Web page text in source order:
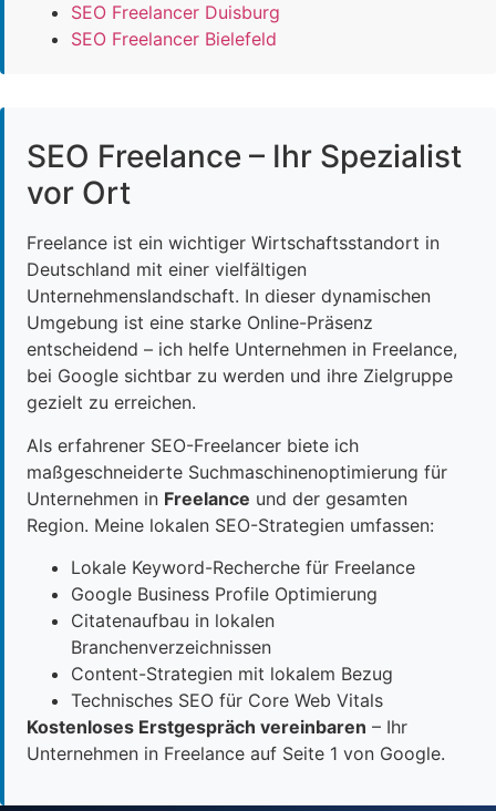
SEO Freelancer Duisburg
SEO Freelancer Bielefeld
SEO Freelance – Ihr Spezialist
vor Ort
Freelance ist ein wichtiger Wirtschaftsstandort in
Deutschland mit einer vielfältigen
Unternehmenslandschaft. In dieser dynamischen
Umgebung ist eine starke Online-Präsenz
entscheidend – ich helfe Unternehmen in Freelance,
bei Google sichtbar zu werden und ihre Zielgruppe
gezielt zu erreichen.
Als erfahrener SEO-Freelancer biete ich
maßgeschneiderte Suchmaschinenoptimierung für
Unternehmen in Freelance und der gesamten
Region. Meine lokalen SEO-Strategien umfassen:
Lokale Keyword-Recherche für Freelance
Google Business Profile Optimierung
Citatenaufbau in lokalen
Branchenverzeichnissen
Content-Strategien mit lokalem Bezug
Technisches SEO für Core Web Vitals
Kostenloses Erstgespräch vereinbaren – Ihr
Unternehmen in Freelance auf Seite 1 von Google.